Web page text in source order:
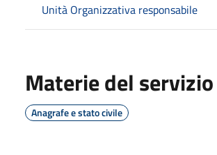
Unità Organizzativa responsabile
Materie del servizio
Anagrafe e stato civile